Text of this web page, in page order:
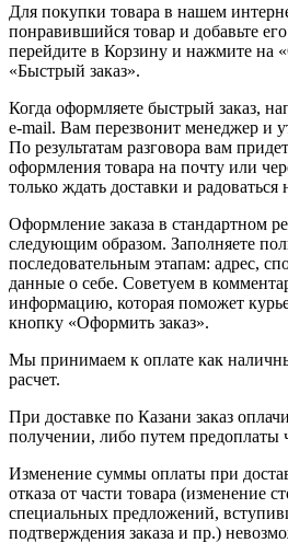
Для покупки товара в нашем
понравившийся товар и добавьте
перейдите в Корзину и нажмите на
«Быстрый заказ».
Когда оформляете быстрый заказ,
e-mail. Вам перезвонит менеджер и
По результатам разговора вам
оформления товара на почту или
только ждать доставки и
Оформление заказа в стандартном
следующим образом. Заполняете
последовательным этапам: адрес,
данные о себе. Советуем в
информацию, которая поможет
кнопку «Оформить заказ».
Мы принимаем к оплате как
расчет.
При доставке по Казани заказ
получении, либо путем предоплаты
Изменение суммы оплаты при
отказа от части товара (изменение
специальных предложений,
подтверждения заказа и пр.)